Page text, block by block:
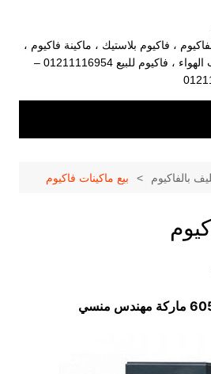
، فاكيوم بلاستيك ، ماكينة فاكيوم ،
ماكينة فاكيوم تغليف وسحب الهواء ، فاكيوم للبيع 01211116954 –
بالفاكيوم بيع ماكينات فاكيوم